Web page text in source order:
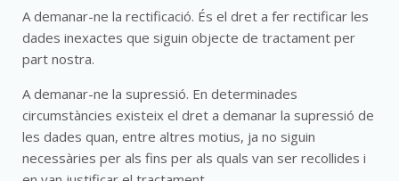
A demanar-ne la rectificació. És el dret a fer rectificar les
dades inexactes que siguin objecte de tractament per
part nostra.
A demanar-ne la supressió. En determinades
circumstàncies existeix el dret a demanar la supressió de
les dades quan, entre altres motius, ja no siguin
necessàries per als fins per als quals van ser recollides i